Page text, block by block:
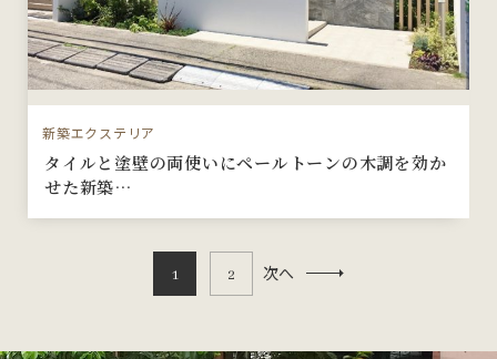
新築エクステリア
タイルと塗壁の両使いにペールトーンの木調を効か
せた新築…
1 2 次へ